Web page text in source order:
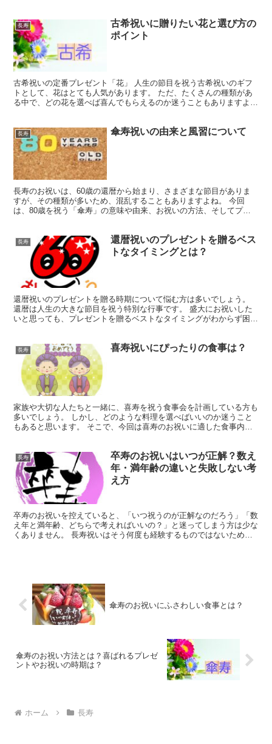
長寿
古希祝いに贈りたい花と選び方の
ポイント
古希祝いの定番プレゼント「花」 人生の節目を祝う古希祝いのギフ
トとして、花はとても人気があります。 ただ、たくさんの種類があ
る中で、どの花を選べば喜んでもらえるのか迷うこともありますよ
長寿 傘寿祝いの由来と風習について
長寿のお祝いは、60歳の還暦から始まり、さまざまな節目がありま
すが、その種類が多いため、混乱することもありますよね。 今回
は、80歳を祝う「傘寿」の意味や由来、お祝いの方法、そしてプレ
長寿
還暦祝いのプレゼントを贈るベス
トなタイミングとは？
還暦祝いのプレゼントを贈る時期について悩む方は多いでしょう。
還暦は人生の大きな節目を祝う特別な行事です。 盛大にお祝いした
いと思っても、プレゼントを贈るベストなタイミングがわからず困る
長寿 喜寿祝いにぴったりの食事は？
家族や大切な人たちと一緒に、喜寿を祝う食事会を計画している方も
多いでしょう。 しかし、どのような料理を選べばいいのか迷うこと
もあると思います。 そこで、今回は喜寿のお祝いに適した食事内容
長寿
卒寿のお祝いはいつが正解？数え
年・満年齢の違いと失敗しない考
え方
卒寿のお祝いを控えていると、「いつ祝うのが正解なのだろう」「数
え年と満年齢、どちらで考えればいいの？」と迷ってしまう方は少な
くありません。 長寿祝いはそう何度も経験するものではないため、
傘寿のお祝いにふさわしい食事とは？
傘寿のお祝い方法とは？喜ばれるプレゼ
ントやお祝いの時期は？
ホーム 長寿